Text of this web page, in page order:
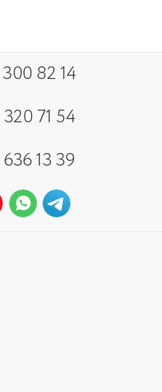
82 14
71 54
13 39